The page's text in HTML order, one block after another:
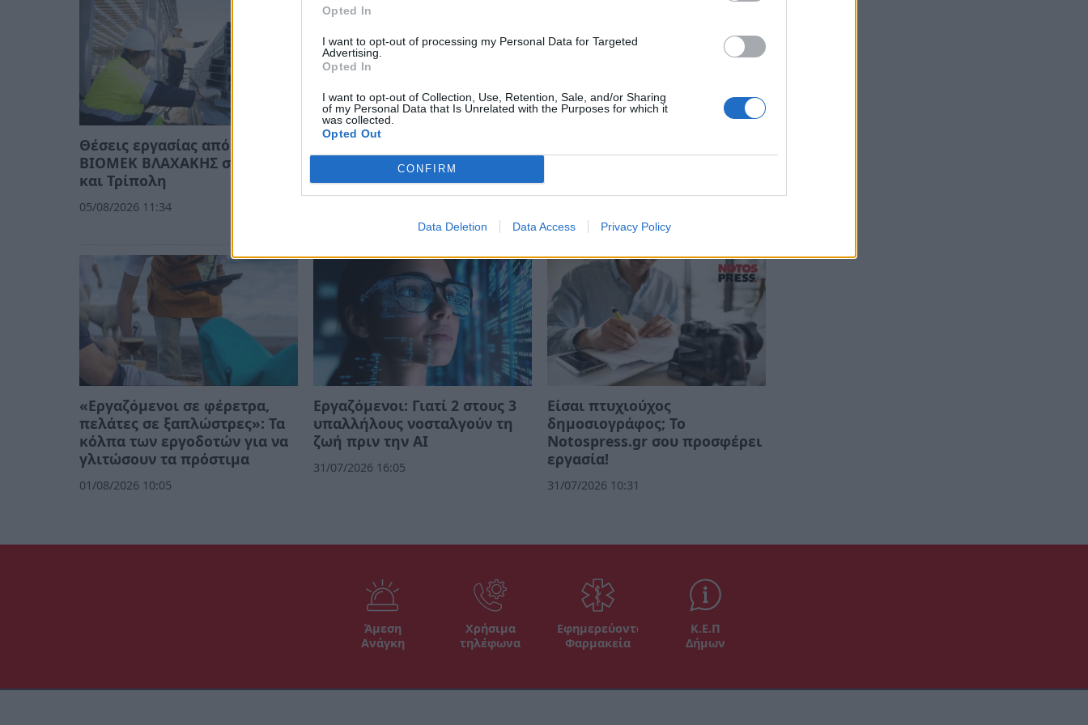
Opted In
I want to opt-out of processing my Personal Data for Targeted
Advertising.
Opted In
I want to opt-out of Collection, Use, Retention, Sale, and/or Sharing
of my Personal Data that Is Unrelated with the Purposes for which it
was collected.
Opted Out
CONFIRM
Data Deletion Data Access Privacy Policy
Θέσεις εργασίας από τη
ΒΙΟΜΕΚ ΒΛΑΧΑΚΗΣ σε Σπάρτη
και Τρίπολη
05/08/2026 11:34
Θέση εργασίας στις Κροκεές
Λακωνίας: Η εταιρεία
«Γεωργικές Λύσεις» αναζητά
γεωπόνο
«Εργαζόμενοι σε φέρετρα,
πελάτες σε ξαπλώστρες»: Τα
κόλπα των εργοδοτών για να
γλιτώσουν τα πρόστιμα
01/08/2026 10:05
Εργαζόμενοι: Γιατί 2 στους 3
υπαλλήλους νοσταλγούν τη
ζωή πριν την ΑΙ
31/07/2026 16:05
Eίσαι πτυχιούχος
δημοσιογράφος; Το
Notospress.gr σου προσφέρει
εργασία!
31/07/2026 10:31
Άμεση
Ανάγκη
Χρήσιμα
τηλέφωνα
Εφημερεύοντα
Φαρμακεία
Κ.Ε.Π
Δήμων